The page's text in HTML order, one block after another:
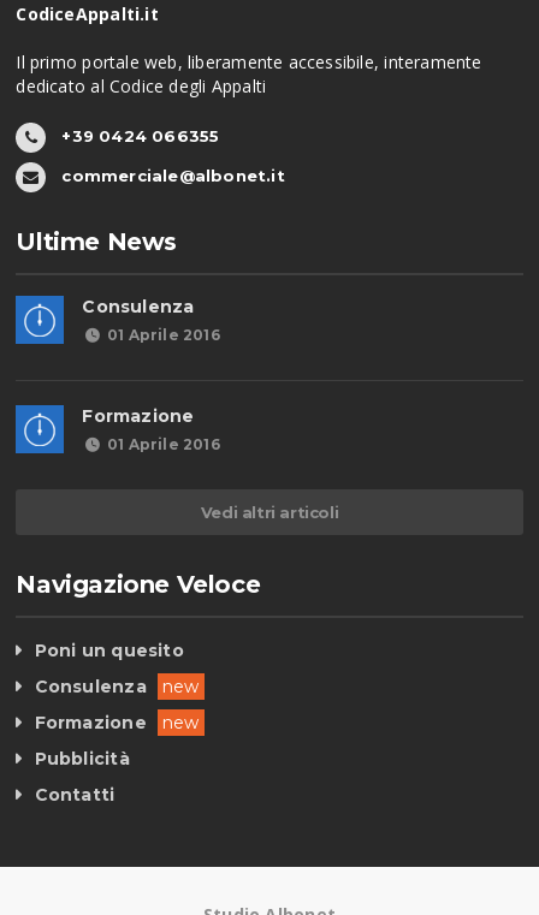
CodiceAppalti.it
Il primo portale web, liberamente accessibile, interamente
dedicato al Codice degli Appalti
+39 0424 066355
commerciale@albonet.it
Ultime News
Consulenza
01 Aprile 2016
Formazione
01 Aprile 2016
Vedi altri articoli
Navigazione Veloce
Poni un quesito
Consulenza
new
Formazione
new
Pubblicità
Contatti